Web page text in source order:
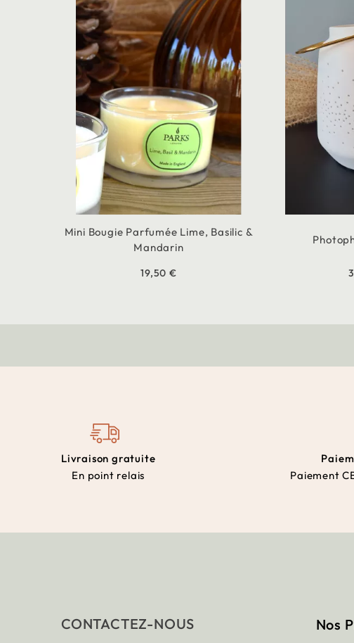
Mini Bougie Parfumée Lime, Basilic &
Mandarin
19,50 €
Livraison gratuite
En point relais
Paiement
CONTACTEZ-NOUS Nos